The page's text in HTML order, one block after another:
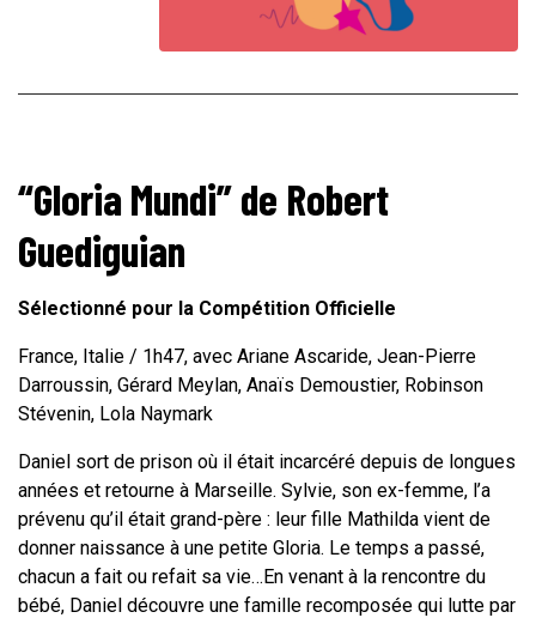
“Gloria Mundi” de Robert
Guediguian
Sélectionné pour la Compétition Officielle
France, Italie / 1h47, avec Ariane Ascaride, Jean-Pierre
Darroussin, Gérard Meylan, Anaïs Demoustier, Robinson
Stévenin, Lola Naymark
Daniel sort de prison où il était incarcéré depuis de longues
années et retourne à Marseille. Sylvie, son ex-femme, l’a
prévenu qu’il était grand-père : leur fille Mathilda vient de
donner naissance à une petite Gloria. Le temps a passé,
chacun a fait ou refait sa vie…En venant à la rencontre du
bébé, Daniel découvre une famille recomposée qui lutte par